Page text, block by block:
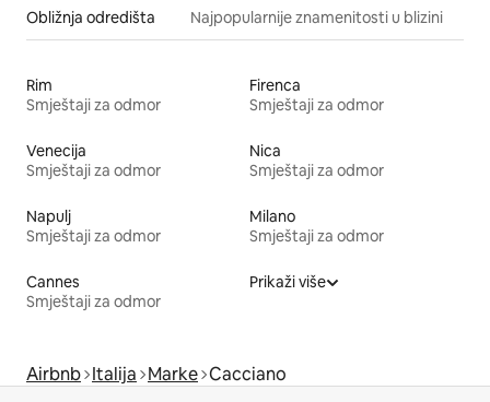
Obližnja odredišta Najpopularnije znamenitosti u blizini
Rim
Smještaji za odmor
Firenca
Smještaji za odmor
Venecija
Smještaji za odmor
Nica
Smještaji za odmor
Napulj
Smještaji za odmor
Milano
Smještaji za odmor
Cannes
Smještaji za odmor
Prikaži više
Airbnb Italija Marke Cacciano